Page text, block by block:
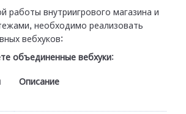
работы внутриигрового магазина и
необходимо реализовать
вебхуков:
объединенные вебхуки:
Описание